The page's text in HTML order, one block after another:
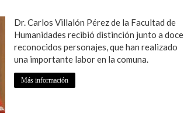
Dr. Carlos Villalón Pérez de la Facultad de
Humanidades recibió distinción junto a doce
reconocidos personajes, que han realizado
una importante labor en la comuna.
Más información